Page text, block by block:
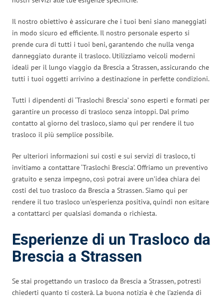
Il nostro obiettivo è assicurare che i tuoi beni siano maneggiati
in modo sicuro ed efficiente. Il nostro personale esperto si
prende cura di tutti i tuoi beni, garantendo che nulla venga
danneggiato durante il trasloco. Utilizziamo veicoli moderni
ideali per il lungo viaggio da Brescia a Strassen, assicurando che
tutti i tuoi oggetti arrivino a destinazione in perfette condizioni.
Tutti i dipendenti di ‘Traslochi Brescia’ sono esperti e formati per
garantire un processo di trasloco senza intoppi. Dal primo
contatto al giorno del trasloco, siamo qui per rendere il tuo
trasloco il più semplice possibile.
Per ulteriori informazioni sui costi e sui servizi di trasloco, ti
invitiamo a contattare ‘Traslochi Brescia’. Offriamo un preventivo
gratuito e senza impegno, così potrai avere un’idea chiara dei
costi del tuo trasloco da Brescia a Strassen. Siamo qui per
rendere il tuo trasloco un’esperienza positiva, quindi non esitare
a contattarci per qualsiasi domanda o richiesta.
Esperienze di un Trasloco da
Brescia a Strassen
Se stai progettando un trasloco da Brescia a Strassen, potresti
chiederti quanto ti costerà. La buona notizia è che l’azienda di